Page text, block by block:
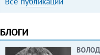
БЛОГИ